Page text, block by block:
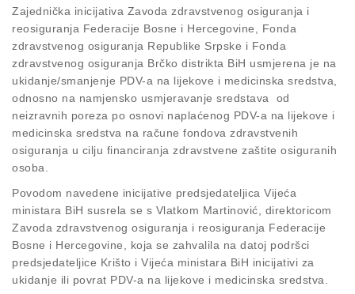
Zajednička inicijativa Zavoda zdravstvenog osiguranja i
reosiguranja Federacije Bosne i Hercegovine, Fonda
zdravstvenog osiguranja Republike Srpske i Fonda
zdravstvenog osiguranja Brčko distrikta BiH usmjerena je na
ukidanje/smanjenje PDV-a na lijekove i medicinska sredstva,
odnosno na namjensko usmjeravanje sredstava od
neizravnih poreza po osnovi naplaćenog PDV-a na lijekove i
medicinska sredstva na račune fondova zdravstvenih
osiguranja u cilju financiranja zdravstvene zaštite osiguranih
osoba.
Povodom navedene inicijative predsjedateljica Vijeća
ministara BiH susrela se s Vlatkom Martinović, direktoricom
Zavoda zdravstvenog osiguranja i reosiguranja Federacije
Bosne i Hercegovine, koja se zahvalila na datoj podršci
predsjedateljice Krišto i Vijeća ministara BiH inicijativi za
ukidanje ili povrat PDV-a na lijekove i medicinska sredstva.